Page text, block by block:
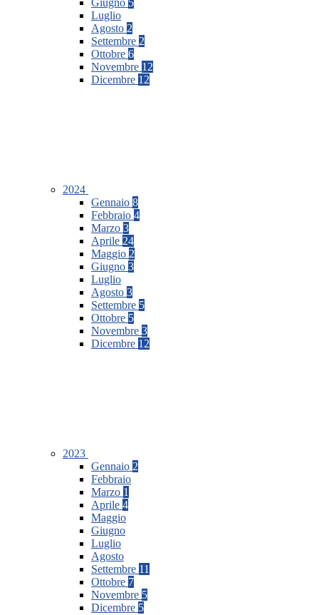
Giugno 5
Luglio
Agosto 2
Settembre 2
Ottobre 6
Novembre 12
Dicembre 12
2024
Gennaio 8
Febbraio 4
Marzo 3
Aprile 24
Maggio 2
Giugno 3
Luglio
Agosto 3
Settembre 5
Ottobre 5
Novembre 3
Dicembre 12
2023
Gennaio 2
Febbraio
Marzo 1
Aprile 4
Maggio
Giugno
Luglio
Agosto
Settembre 11
Ottobre 7
Novembre 5
Dicembre 5